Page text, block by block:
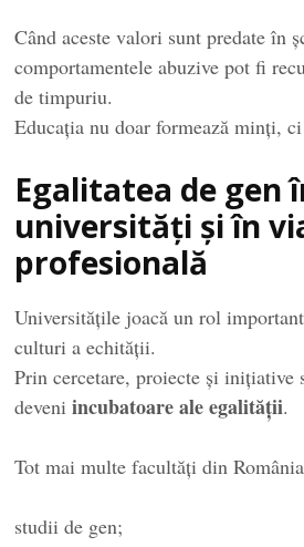
Când aceste valori sunt predate în
comportamentele abuzive pot fi
de timpuriu.
Educația nu doar formează minți,
Egalitatea de gen
universități și în
profesională
Universitățile joacă un rol
culturi a echității.
Prin cercetare, proiecte și inițiative
deveniincubatoare ale egalității.
Tot mai multe facultăți din
studii de gen;